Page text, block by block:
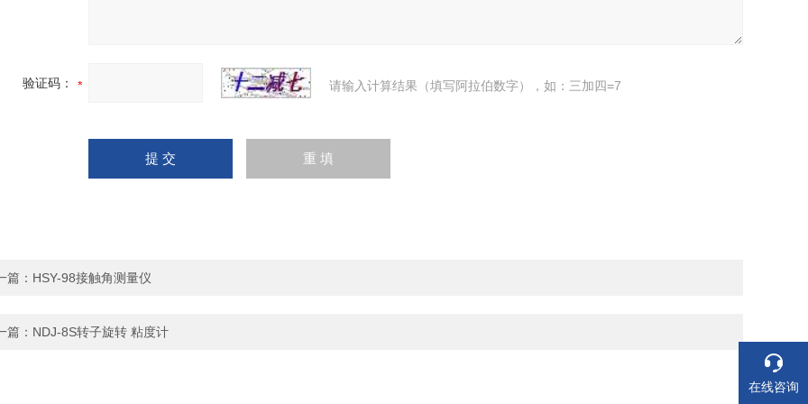
验证码： 请输入计算结果（填写阿拉伯数字），如：三加四=7
篇： HSY-98接触角测量仪
篇： NDJ-8S转子旋转 粘度计
在线咨询